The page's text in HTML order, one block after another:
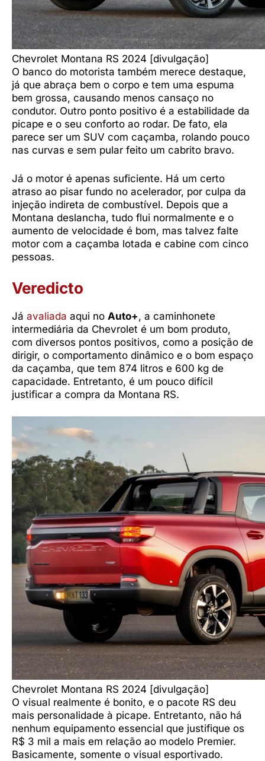
Chevrolet Montana RS 2024 [divulgação]
O banco do motorista também merece destaque,
já que abraça bem o corpo e tem uma espuma
bem grossa, causando menos cansaço no
condutor. Outro ponto positivo é a estabilidade da
picape e o seu conforto ao rodar. De fato, ela
parece ser um SUV com caçamba, rolando pouco
nas curvas e sem pular feito um cabrito bravo.
Já o motor é apenas suficiente. Há um certo
atraso ao pisar fundo no acelerador, por culpa da
injeção indireta de combustível. Depois que a
Montana deslancha, tudo flui normalmente e o
aumento de velocidade é bom, mas talvez falte
motor com a caçamba lotada e cabine com cinco
pessoas.
Veredicto
Já avaliada aqui no Auto+, a caminhonete
intermediária da Chevrolet é um bom produto,
com diversos pontos positivos, como a posição de
dirigir, o comportamento dinâmico e o bom espaço
da caçamba, que tem 874 litros e 600 kg de
capacidade. Entretanto, é um pouco difícil
justificar a compra da Montana RS.
Chevrolet Montana RS 2024 [divulgação]
O visual realmente é bonito, e o pacote RS deu
mais personalidade à picape. Entretanto, não há
nenhum equipamento essencial que justifique os
R$ 3 mil a mais em relação ao modelo Premier.
Basicamente, somente o visual esportivado.